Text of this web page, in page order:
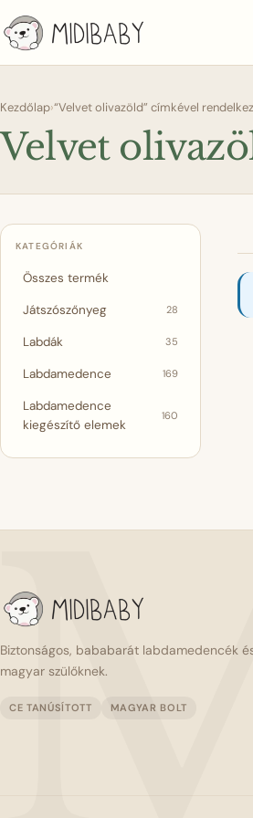
Kezdőlap›“Velvet olivazöld” címkével
Velvet
KATEGÓRIÁK
Összes termék
Játszószőnyeg 28
Labdák 35
Labdamedence 169
Labdamedence
kiegészítő elemek
160
Biztonságos, bababarát labdamedencék
magyar szülőknek.
CE TANÚSÍTOTT MAGYAR BOLT